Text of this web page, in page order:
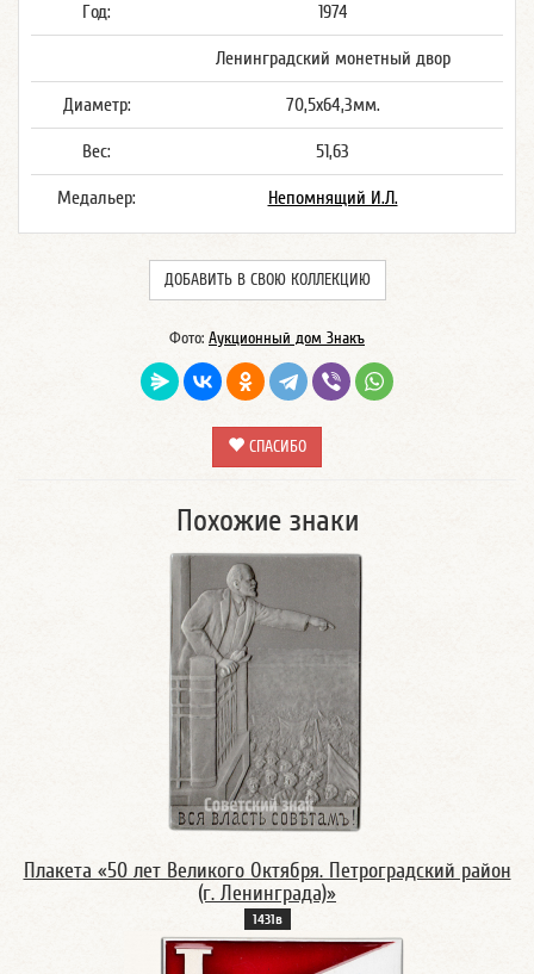
Год: 1974
Ленинградский монетный двор
Диаметр: 70,5x64,3мм.
Вес: 51,63
Медальер: Непомнящий И.Л.
ДОБАВИТЬ В СВОЮ КОЛЛЕКЦИЮ
Фото: Аукционный дом Знакъ
СПАСИБО
Похожие знаки
Плакета «50 лет Великого Октября. Петроградский район
(г. Ленинграда)»
1431в